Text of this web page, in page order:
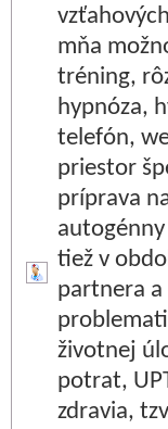
mňa
tréning,
hypnóza,
telefón,
priestor
príprava
tiež v
partnera a
životnej
potrat,
zdravia,